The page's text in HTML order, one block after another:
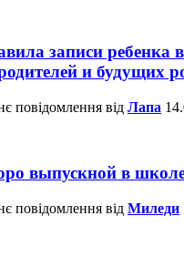
записи ребенка
и будущих
повідомлення від Лапа
выпускной в
повідомлення від Миледи